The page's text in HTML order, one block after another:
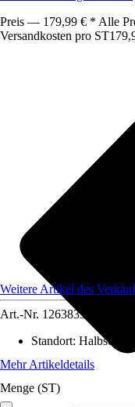
Preis — 179,99 € * Alle
Versandkosten pro ST
Weitere Artikel des
Art.-Nr. 12638336
Standort:
Mehr Artikeldetails
Menge (ST)